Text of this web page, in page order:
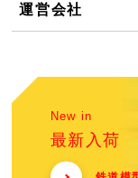
運営会社
New in
最新入荷